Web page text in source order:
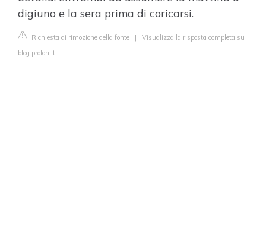
digiuno e la sera prima di coricarsi.
Richiesta di rimozione della fonte | Visualizza la risposta completa su
blog.prolon.it